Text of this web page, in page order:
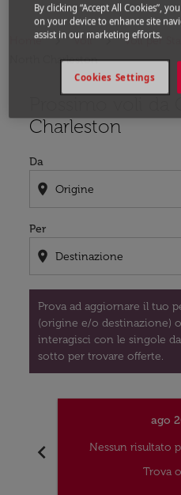
Home Voli Voli per
North Charleston
Charleston
Da
location_on
Per
location_on
Prova ad aggiornare il tuo
(origine e/o destinazione) o
interagisci con le singole
sotto per trovare offerte.
chevron_left
ago
Nessun risultato
Trova
By clicking “Accept All Cookies”,
on your device to enhance site
assist in our marketing efforts.
Cookies Settings